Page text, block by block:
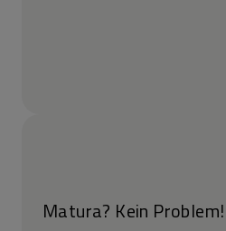
Matura? Kein Problem!